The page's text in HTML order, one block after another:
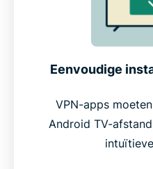
Eenvoudige
VPN-apps
Android TV-